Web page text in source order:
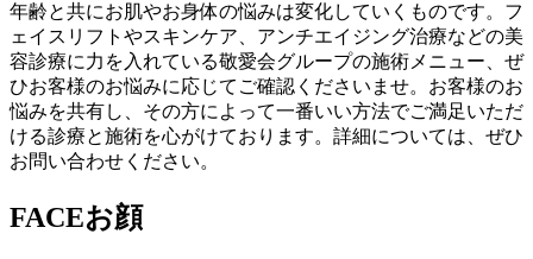
年齢と共にお肌やお身体の悩みは変化していくものです。フ
ェイスリフトやスキンケア、アンチエイジング治療などの美
容診療に力を入れている敬愛会グループの施術メニュー、ぜ
ひお客様のお悩みに応じてご確認くださいませ。お客様のお
悩みを共有し、その方によって一番いい方法でご満足いただ
ける診療と施術を心がけております。詳細については、ぜひ
お問い合わせください。
FACEお顔